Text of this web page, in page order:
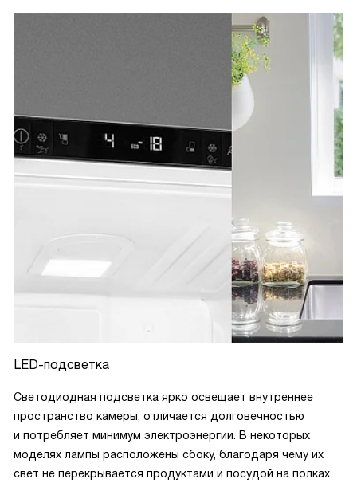
LED-подсветка
Светодиодная подсветка ярко освещает внутреннее
пространство камеры, отличается долговечностью
и потребляет минимум электроэнергии. В некоторых
моделях лампы расположены сбоку, благодаря чему их
свет не перекрывается продуктами и посудой на полках.